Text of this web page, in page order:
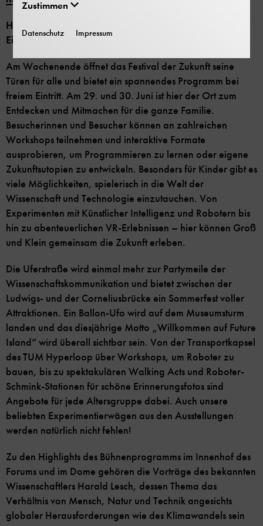
Highlights am 29. und 30. Juni (Familientage bei freiem
Eintritt):
Am Wochenende öffnet das Festival der Zukunft seine
Türen für alle und bietet ein spannendes Programm bei
freiem Eintritt. Am 29. und 30. Juni ist hier der Ort zum
Entdecken und Mitmachen für die ganze Familie.
Besucherinnen und Besucher können an zahlreichen
Workshops teilnehmen und interaktive Formate
ausprobieren, um Programmieren zu lernen oder eigene
Zukunftsutopien zu entwickeln. Besonders für Kinder gibt es
viele Möglichkeiten, spielerisch in die Welt der
Wissenschaft und Technologie einzutauchen. Von
Experimenten mit Künstlicher Intelligenz und Robotern bis
hin zu abenteuerlichen VR-Erlebnissen – hier können Groß
und Klein gemeinsam die Zukunft erleben.
Die Uferstraße wird einmal mehr zur Partymeile der
Wissenschaftskommunikation und bietet zwischen der
Ludwigs- und der Corneliusbrücke ein Sommerfest voller
Attraktionen. Ein Ballon-Ufo wird auf dem Museumsturm
landen und das diesjährige Motto „Willkommen auf Future
Island“ wird überall sichtbar sein. Von der Transportkapsel
des TUM Hyperloop über Workshops, um Roboter zu
bauen, bis zu spektakulären Walking Acts und Roboter-
Schmink-Stationen für schöne Erinnerungsfotos sind
Angebote für jede Altersgruppe dabei. Auch unsere
beliebten Experimentierwägen aus den Ausstellungen
werden natürlich nicht fehlen!
Zu den Highlights des Bühnenprogramms im Innenhof des
Forums und im Dome gehören die Vorträge des bekannten
Wissenschaftlers Harald Lesch, dessen Thema das
Verhältnis von Mensch, Natur und Technik angesichts
globaler Herausforderungen wie des Klimawandels sein
Zustimmen
Datenschutz Impressum